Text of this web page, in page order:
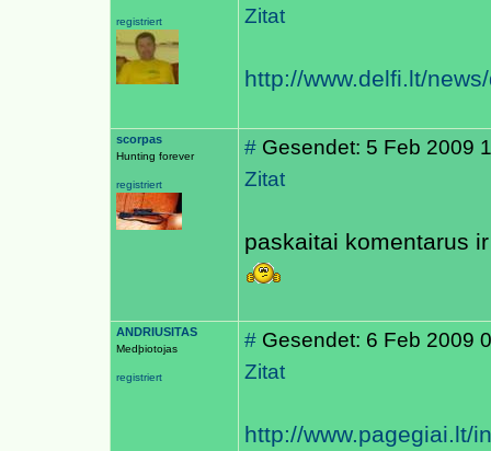
registriert
Zitat
http://www.delfi.lt/
scorpas
Hunting forever
registriert
# Gesendet: 5 Feb 2009
Zitat
paskaitai komentarus
ANDRIUSITAS
Medþiotojas
registriert
# Gesendet: 6 Feb 2009
Zitat
http://www.pagegiai.lt/